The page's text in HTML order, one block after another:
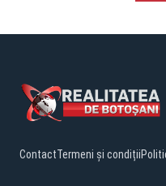
ContactTermeni și condiții